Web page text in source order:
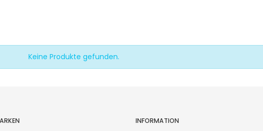
Keine Produkte gefunden.
INFORMATION